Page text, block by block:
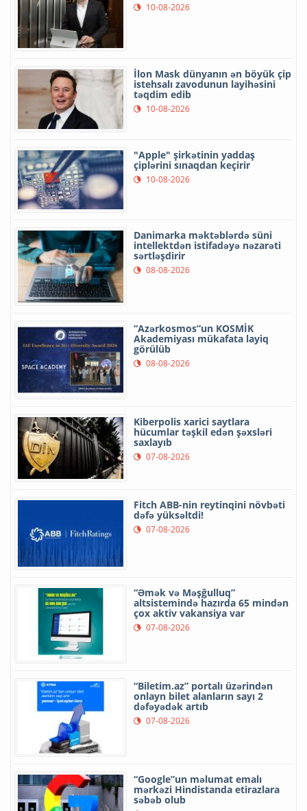
10-08-2026
İlon Mask dünyanın ən böyük çip
istehsalı zavodunun layihəsini
təqdim edib
10-08-2026
"Apple" şirkətinin yaddaş
çiplərini sınaqdan keçirir
10-08-2026
Danimarka məktəblərdə süni
intellektdən istifadəyə nəzarəti
sərtləşdirir
08-08-2026
“Azərkosmos”un KOSMİK
Akademiyası mükafata layiq
görülüb
08-08-2026
Kiberpolis xarici saytlara
hücumlar təşkil edən şəxsləri
saxlayıb
07-08-2026
Fitch ABB-nin reytinqini növbəti
dəfə yüksəltdi!
07-08-2026
“Əmək və Məşğulluq”
altsistemində hazırda 65 mindən
çox aktiv vakansiya var
07-08-2026
“Biletim.az” portalı üzərindən
onlayn bilet alanların sayı 2
dəfəyədək artıb
07-08-2026
“Google”un məlumat emalı
mərkəzi Hindistanda etirazlara
səbəb olub